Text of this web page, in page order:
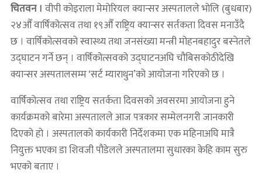
चितवन । वीपी कोइराला मेमोरियल क्यान्सर अस्पतालले भोलि (बुधबार)
२४औँ वार्षिकोत्सव तथा १९औँ राष्ट्रिय क्यान्सर सर्तकता दिवस मनाउँदै
छ । वार्षिकोत्सवको स्वास्थ्य तथा जनसंख्या मन्त्री मोहनबहादुर बस्नेतले
उद्घाटन गर्ने छन् । वार्षिकोत्सवको उद्घाटनअघि चौबिसकोठीदेखि
क्यान्सर अस्पतालसम्म ‘सर्ट म्याराथुन’को आयोजना गरिएको छ ।
वार्षिकोत्सव तथा राष्ट्रिय सतर्कता दिवसको अवसरमा आयोजना हुने
कार्यक्रमको बारेमा अस्पतालले आज पत्रकार सम्मेलनगरी जानकारी
दिएको हो । अस्पतालको कार्यकारी निर्देशकमा एक महिनाअघि मात्रै
नियुक्त भएका डा शिवजी पौडेलले अस्पतालमा सुधारका केहि काम सुरु
भएको बताए ।